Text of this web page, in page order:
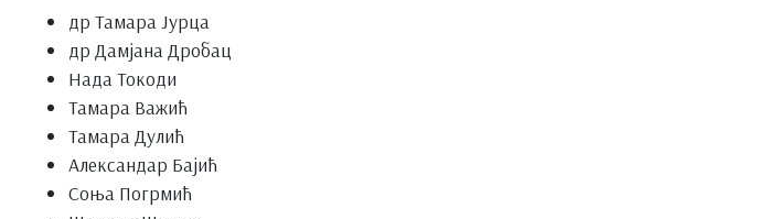
др Тамара Јурца
др Дамјана Дробац
Нада Токоди
Тамара Важић
Тамара Дулић
Александар Бајић
Соња Погрмић